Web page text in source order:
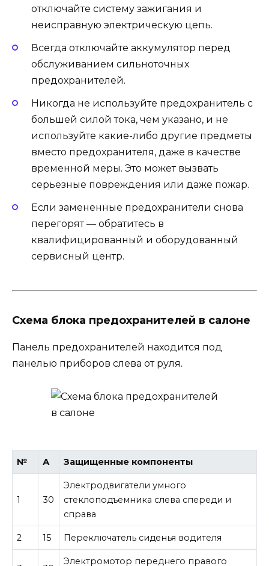
отключайте систему зажигания и
неисправную электрическую цепь.
Всегда отключайте аккумулятор перед
обслуживанием сильноточных
предохранителей.
Никогда не используйте предохранитель с
большей силой тока, чем указано, и не
используйте какие-либо другие предметы
вместо предохранителя, даже в качестве
временной меры. Это может вызвать
серьезные повреждения или даже пожар.
Если замененные предохранители снова
перегорят — обратитесь в
квалифицированный и оборудованный
сервисный центр.
Схема блока предохранителей в салоне
Панель предохранителей находится под
панелью приборов слева от руля.
№ А Защищенные компоненты
1 30
Электродвигатели умного
стеклоподъемника слева спереди и
справа
2 15 Переключатель сиденья водителя
Электромотор переднего правого